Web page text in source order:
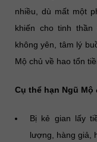
nhiều, dù mất một
khiến cho tinh
không yên, tâm lý
Mộ chủ về hao tổn
Cụ thể hạn Ngũ
Bị kẻ gian lấy
lượng, hàng giả,